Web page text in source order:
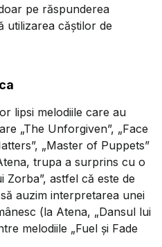
pe răspunderea
utilizarea căștilor de
lipsi melodiile care au
„The Unforgiven”, „Face
„Master of Puppets”
trupa a surprins cu o
Zorba”, astfel că este de
auzim interpretarea unei
(la Atena, „Dansul lui
melodiile „Fuel și Fade